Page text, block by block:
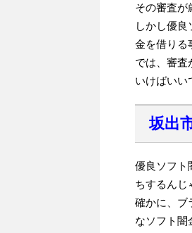
その審査が
しかし優
金を借りる
では、審査
いけばいい
坂出
優良ソフト
ちするんじ
確かに、ブ
なソフト闇